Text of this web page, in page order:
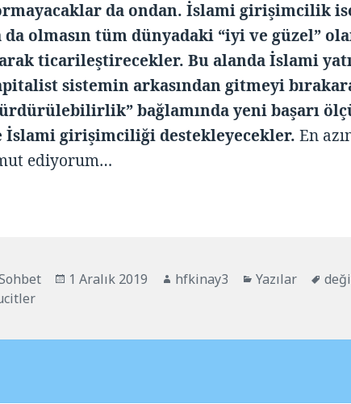
da ondan. İslami girişimcilik
da olmasın tüm dünyadaki “iyi ve güzel”
ticarileştirecekler. Bu alanda İslami
sistemin arkasından gitmeyi
bağlamında yeni başarı
İslami girişimciliği destekleyecekler. En
ediyorum…
Yayın
1 Aralık 2019 Yazar
hfkinay3 Kategoriler
Yazılar